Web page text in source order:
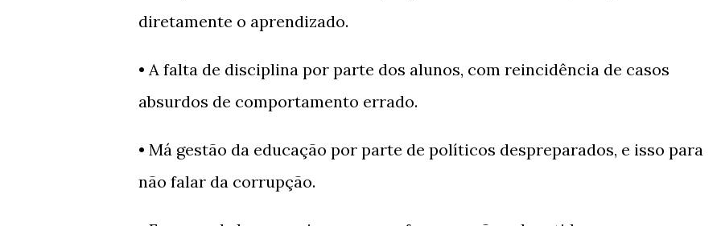
diretamente o aprendizado.
• A falta de disciplina por parte dos alunos, com reincidência de casos
absurdos de comportamento errado.
• Má gestão da educação por parte de políticos despreparados, e isso para
não falar da corrupção.